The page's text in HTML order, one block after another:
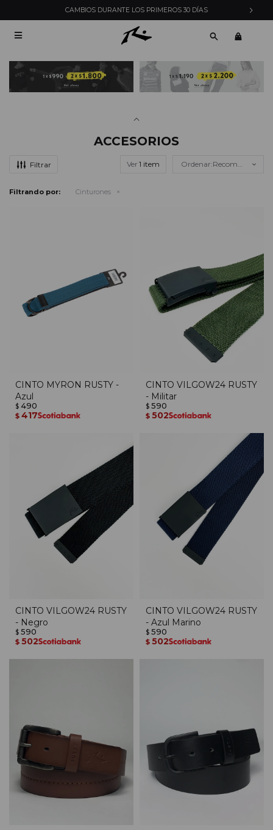
ENVÍOS EXPRESS EN

ACCESORIOS
Ver Recomendados
Filtrando por: Cinturones
CINTO MYRON RUSTY -
Azul
$ 490
$ 417
CINTO VILGOW24 RUSTY
- Militar
$ 590
$ 502
CINTO VILGOW24 RUSTY
- Negro
$ 590
$ 502
CINTO VILGOW24 RUSTY
- Azul Marino
$ 590
$ 502